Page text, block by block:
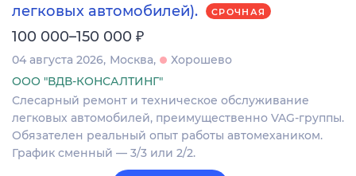
легковых автомобилей).
СРОЧНАЯ
100 000–150 000 ₽
04 августа 2026 Москва
Хорошево
ООО "ВДВ-КОНСАЛТИНГ"
Слесарный ремонт и техническое обслуживание
легковых автомобилей, преимущественно VAG-группы.
Обязателен реальный опыт работы автомехаником.
График сменный — 3/3 или 2/2.